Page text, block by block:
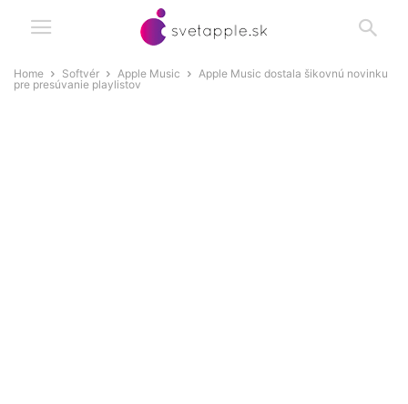
Home Softvér Apple Music
Apple Music dostala šikovnú novinku
pre presúvanie playlistov